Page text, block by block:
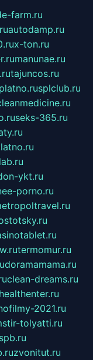
farm.ru
autodamp.ru
x-ton.ru
manunae.ru
tajuncos.ru
splclub.ru
seks-365.ru
ykt.ru
porno.ru
termomur.ru
doramamama.ru
clean-dreams.ru
healthenter.ru
2021.ru
tolyatti.ru
zvonitut.ru